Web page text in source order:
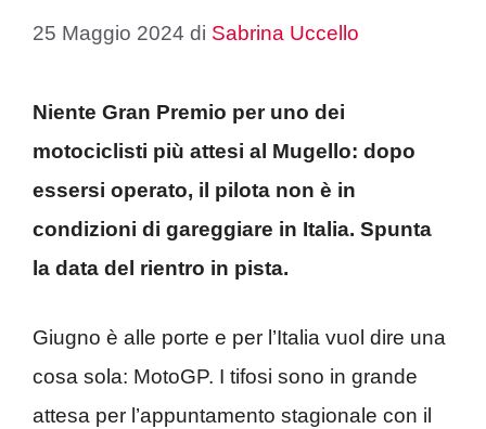
25 Maggio 2024 di Sabrina Uccello
Niente Gran Premio per uno dei
motociclisti più attesi al Mugello: dopo
essersi operato, il pilota non è in
condizioni di gareggiare in Italia. Spunta
la data del rientro in pista.
Giugno è alle porte e per l’Italia vuol dire una
cosa sola: MotoGP. I tifosi sono in grande
attesa per l’appuntamento stagionale con il